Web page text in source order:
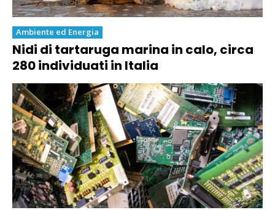
Ambiente ed Energia
Nidi di tartaruga marina in calo, circa
280 individuati in Italia